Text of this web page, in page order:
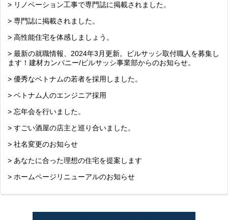
> リノベーション工事で専門誌に掲載されました。
> 専門誌に掲載されました。
> 高性能住宅を体感しましょう。
> 最新の就職情報、2024年3月更新。ビルサッシ取付職人を募集し
ます！建材カンパニー/ビルサッシ事業部からのお知らせ。
> 優秀なベトナムの若者を採用しました。
> ベトナム人のエンジニア採用
> 忘年会を行いました。
> すごい酒屋の店主と巡り合いました。
> 社名変更のお知らせ
> あなたに合った理想の住宅を提案します
> ホームページリニューアルのお知らせ